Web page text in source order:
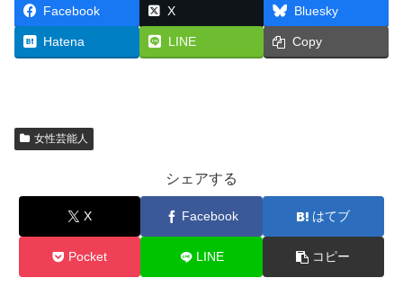
Facebook X Bluesky
Hatena LINE Copy
女性芸能人
シェアする
X Facebook はてブ
Pocket LINE コピー